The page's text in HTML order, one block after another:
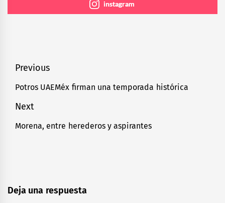
instagram
Navegación
de
entradas
Previous
Previous
Potros UAEMéx firman una temporada histórica
Next
Next
Morena, entre herederos y aspirantes
Deja una respuesta